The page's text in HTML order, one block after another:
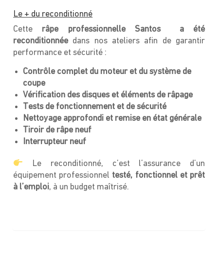
Le + du reconditionné
Cette râpe professionnelle Santos a été
reconditionnéedans nos ateliers afin de garantir
performance et sécurité :
Contrôle complet du moteur et du système de
coupe
Vérification des disques et éléments de râpage
Tests de fonctionnement et de sécurité
Nettoyage approfondi et remise en état générale
Tiroir de râpe neuf
Interrupteur neuf
Le reconditionné, c’est l’assurance d’un
équipement professionnel testé, fonctionnel et prêt
à l’emploi, à un budget maîtrisé.